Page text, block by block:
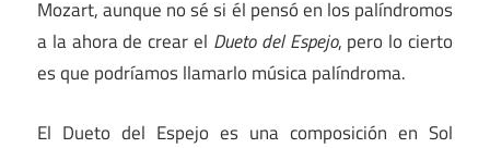
Mozart, aunque no sé si él pensó en los palíndromos
a la ahora de crear el Dueto del Espejo, pero lo cierto
es que podríamos llamarlo música palíndroma.
El Dueto del Espejo es una composición en Sol